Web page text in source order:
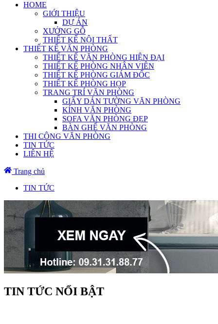
HOME
GIỚI THIỆU
DỰ ÁN
XƯỞNG GỖ
THIẾT KẾ NỘI THẤT
THIẾT KẾ VĂN PHÒNG
THIẾT KẾ VĂN PHÒNG HIỆN ĐẠI
THIẾT KẾ PHÒNG NHÂN VIÊN
THIẾT KẾ PHÒNG GIÁM ĐỐC
THIẾT KẾ PHÒNG HỌP
TRANG TRÍ VĂN PHÒNG
GIẤY DÁN TƯỜNG VĂN PHÒNG
KÍNH VĂN PHÒNG
SOFA VĂN PHÒNG ĐẸP
BÀN GHẾ VĂN PHÒNG
THI CÔNG VĂN PHÒNG
TIN TỨC
LIÊN HỆ
Trang chủ
TIN TỨC
TIN TỨC NỔI BẬT